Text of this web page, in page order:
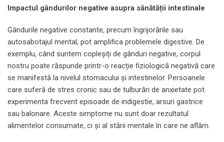
Impactul gândurilor negative asupra sănătății intestinale
Gândurile negative constante, precum îngrijorările sau
autosabotajul mental, pot amplifica problemele digestive. De
exemplu, când suntem copleșiți de gânduri negative, corpul
nostru poate răspunde printr-o reacție fiziologică negativă care
se manifestă la nivelul stomacului și intestinelor. Persoanele
care suferă de stres cronic sau de tulburări de anxietate pot
experimenta frecvent episoade de indigestie, arsuri gastrice
sau balonare. Aceste simptome nu sunt doar rezultatul
alimentelor consumate, ci și al stării mentale în care ne aflăm.